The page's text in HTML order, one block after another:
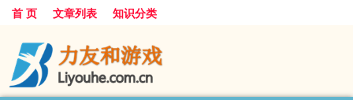
首 页 文章列表 知识分类